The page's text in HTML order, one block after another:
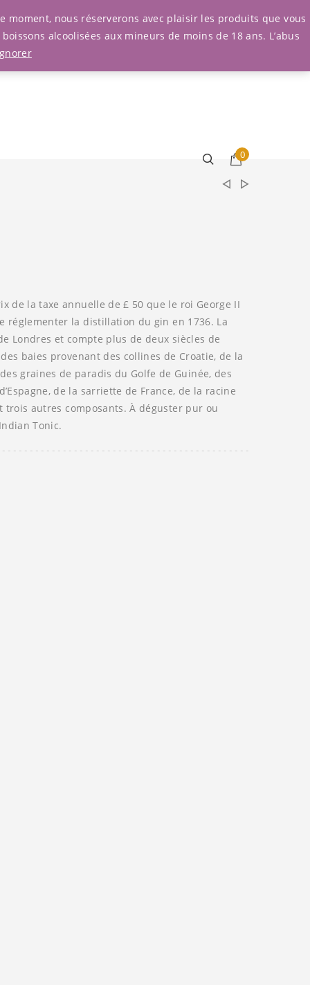
Connexion
0
de la taxe annuelle de £ 50 que le roi George II
réglementer la distillation du gin en 1736. La
Londres et compte plus de deux siècles de
baies provenant des collines de Croatie, de la
graines de paradis du Golfe de Guinée, des
de la sarriette de France, de la racine
trois autres composants. À déguster pur ou
Tonic.
nous réserverons avec plaisir les produits que vous
alcoolisées aux mineurs de moins de 18 ans. L’abus